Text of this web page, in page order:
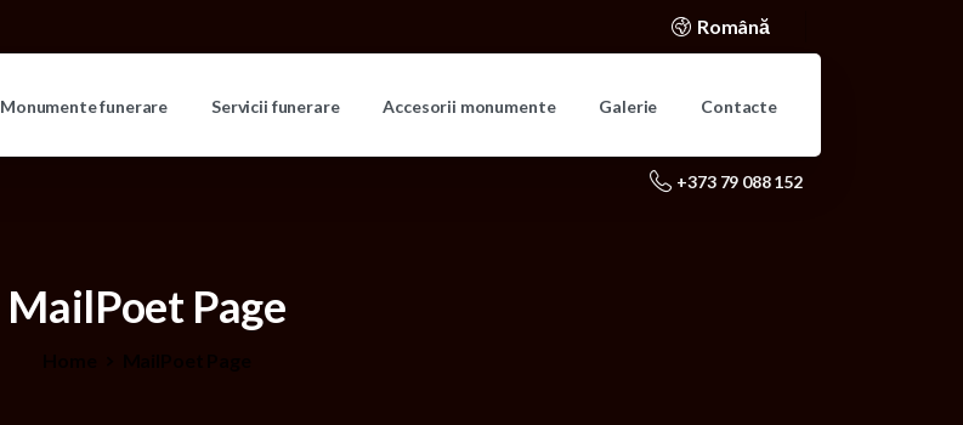
Română
Monumente funerare Servicii funerare Accesorii monumente Galerie Contacte
+373 79 088 152
MailPoet Page